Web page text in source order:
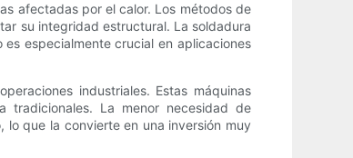
afectadas por el calor. Los métodos de
su integridad estructural. La soldadura
especialmente crucial en aplicaciones
industriales. Estas máquinas
tradicionales. La menor necesidad de
que la convierte en una inversión muy